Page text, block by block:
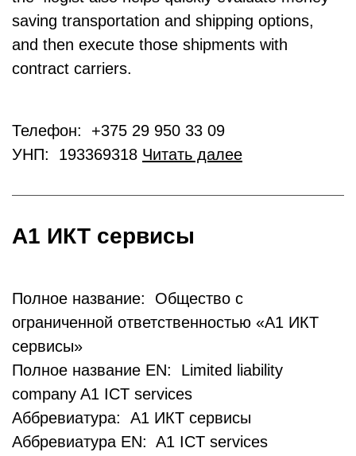
saving transportation and shipping options,
and then execute those shipments with
contract carriers.
Телефон: +375 29 950 33 09
УНП: 193369318 Читать далее
А1 ИКТ сервисы
Полное название: Общество с
ограниченной ответственностью «А1 ИКТ
сервисы»
Полное название EN: Limited liability
company A1 ICT services
Аббревиатура: А1 ИКТ сервисы
Аббревиатура EN: A1 ICT services